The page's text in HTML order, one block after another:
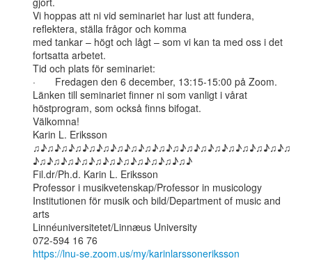
Vi hoppas att ni vid seminariet har lust att fundera,
reflektera, ställa frågor och komma
med tankar – högt och lågt – som vi kan ta med oss i det
fortsatta arbetet.
Tid och plats för seminariet:
·       Fredagen den 6 december, 13:15-15:00 på Zoom.
Länken till seminariet finner ni som vanligt i vårat
höstprogram, som också finns bifogat.
Välkomna!
Karin L. Eriksson
♫♪♫♪♫♪♫♪♫♪♫♪♫♪♫♪♫♪♫♪♫♪♫♪♫♪♫♪♫♪♫♪♫♪♫♪♫
♪♫♪♫♪♫♪♫♪♫♪♫♪♫♪♫♪♫♪♫♪♫♪
Fil.dr/Ph.d. Karin L. Eriksson
Professor i musikvetenskap/Professor in musicology
Institutionen för musik och bild/Department of music and
arts
Linnéuniversitetet/Linnæus University
https://lnu-se.zoom.us/my/karinlarssoneriksson